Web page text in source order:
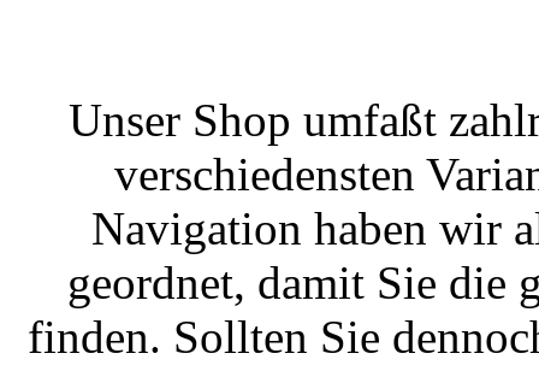
Unser Shop umfaßt
verschiedensten
Navigation haben wir
geordnet, damit Sie die
finden. Sollten Sie